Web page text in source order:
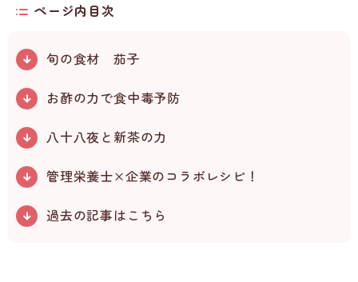
ページ内目次
旬の食材 茄子
お酢の力で食中毒予防
八十八夜と新茶の力
管理栄養士×企業のコラボレシピ！
過去の記事はこちら